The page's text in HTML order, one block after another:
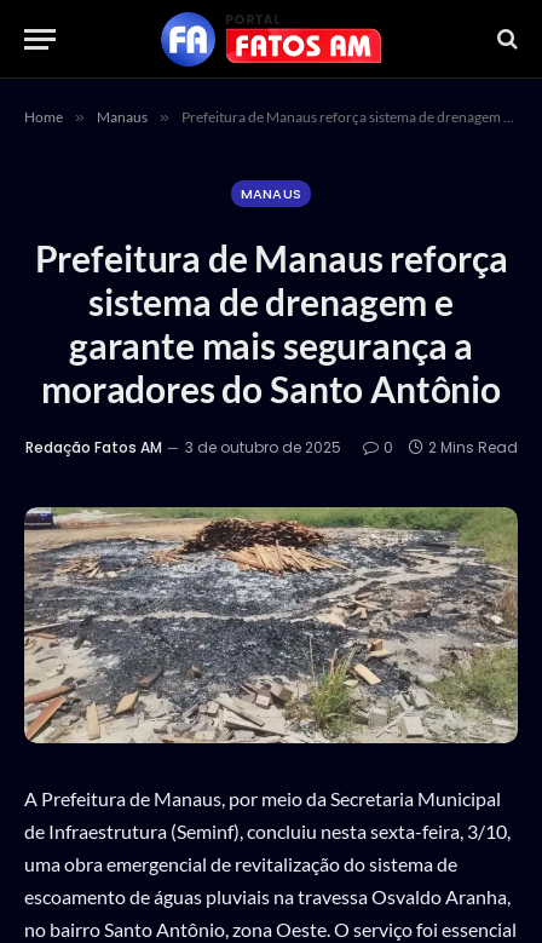
Home » Manaus » Prefeitura de Manaus reforça sistema de drenagem e garante mais segurança a moradores do Santo Antônio
MANAUS
Prefeitura de Manaus reforça
sistema de drenagem e
garante mais segurança a
moradores do Santo Antônio
Redação Fatos AM 3 de outubro de 2025 0 2 Mins Read
A Prefeitura de Manaus, por meio da Secretaria Municipal
de Infraestrutura (Seminf), concluiu nesta sexta-feira, 3/10,
uma obra emergencial de revitalização do sistema de
escoamento de águas pluviais na travessa Osvaldo Aranha,
no bairro Santo Antônio, zona Oeste. O serviço foi essencial